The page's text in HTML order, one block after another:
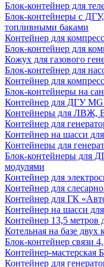
Блок-контейнер для
Блок-контейнеры с
топливными баками
Контейнер для
Блок-контейнер для
Кожух для газового
Блок-контейнер для
Контейнер для
Блок-контейнеры на
Контейнер для ДГУ
Контейнеры для ЛВЖ,
Контейнер для
Контейнер на шасси
Контейнеры для
Блок-контейнеры для
модулями
Контейнер для
Контейнер для
Контейнер для ГК
Контейнер на шасси
Контейнер 13,5 метров
Котельная на базе двух
Блок-контейнер связи
Контейнер-мастерская
Контейнер для